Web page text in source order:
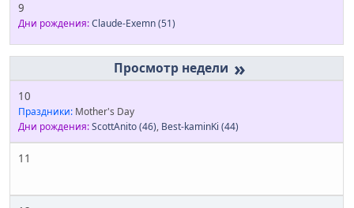
9
Дни рождения:Claude-Exemn(51)
»
10
Праздники: Mother's Day
Дни рождения:ScottAnito(46), Best-kaminKi (44)
11